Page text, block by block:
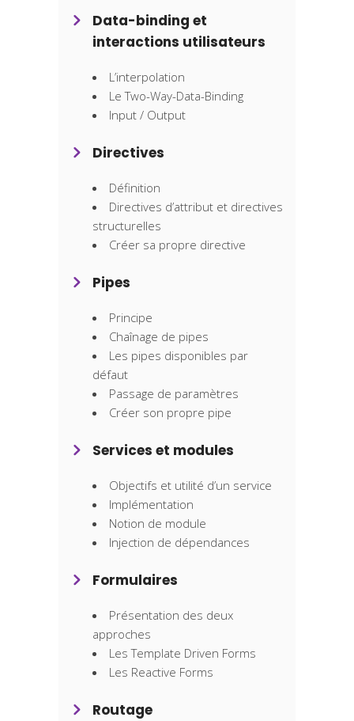
Data-binding et
interactions utilisateurs
L’interpolation
Le Two-Way-Data-Binding
Input / Output
Directives
Définition
Directives d’attribut et directives
structurelles
Créer sa propre directive
Pipes
Principe
Chaînage de pipes
Les pipes disponibles par
défaut
Passage de paramètres
Créer son propre pipe
Services et modules
Objectifs et utilité d’un service
Implémentation
Notion de module
Injection de dépendances
Formulaires
Présentation des deux
approches
Les Template Driven Forms
Les Reactive Forms
Routage